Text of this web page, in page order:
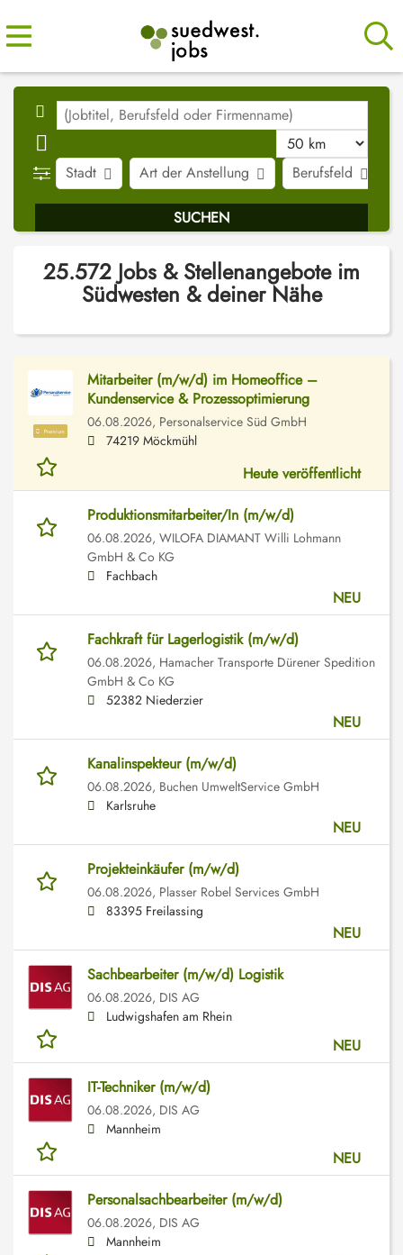
Stadt Art der Anstellung Berufsfeld
25.572 Jobs & Stellenangebote im
Südwesten & deiner Nähe
Premium
Mitarbeiter (m/w/d) im Homeoffice –
Kundenservice & Prozessoptimierung
06.08.2026, Personalservice Süd GmbH
74219 Möckmühl
Heute veröffentlicht
Produktionsmitarbeiter/In (m/w/d)
06.08.2026, WILOFA DIAMANT Willi Lohmann
GmbH & Co KG
Fachbach
NEU
Fachkraft für Lagerlogistik (m/w/d)
06.08.2026, Hamacher Transporte Dürener Spedition
GmbH & Co KG
52382 Niederzier
NEU
Kanalinspekteur (m/w/d)
06.08.2026, Buchen UmweltService GmbH
Karlsruhe
NEU
Projekteinkäufer (m/w/d)
06.08.2026, Plasser Robel Services GmbH
83395 Freilassing
NEU
Sachbearbeiter (m/w/d) Logistik
06.08.2026, DIS AG
Ludwigshafen am Rhein
NEU
IT-Techniker (m/w/d)
06.08.2026, DIS AG
Mannheim
NEU
Personalsachbearbeiter (m/w/d)
06.08.2026, DIS AG
Mannheim